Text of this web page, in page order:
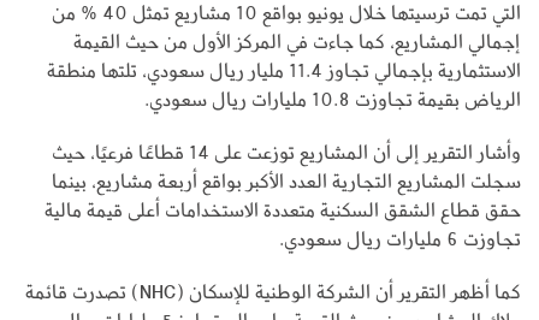
التي تمت ترسيتها خلال يونيو بواقع 10 مشاريع تمثل 40 % من
إجمالي المشاريع، كما جاءت في المركز الأول من حيث القيمة
الاستثمارية بإجمالي تجاوز 11.4 مليار ريال سعودي، تلتها منطقة
الرياض بقيمة تجاوزت 10.8 مليارات ريال سعودي.
وأشار التقرير إلى أن المشاريع توزعت على 14 قطاعًا فرعيًا، حيث
سجلت المشاريع التجارية العدد الأكبر بواقع أربعة مشاريع، بينما
حقق قطاع الشقق السكنية متعددة الاستخدامات أعلى قيمة مالية
تجاوزت 6 مليارات ريال سعودي.
كما أظهر التقرير أن الشركة الوطنية للإسكان (NHC) تصدرت قائمة